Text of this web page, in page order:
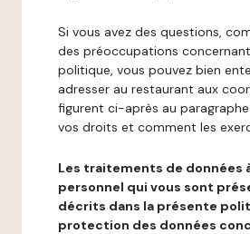
Si vous avez des questions,
des préoccupations
politique, vous pouvez bien
adresser au restaurant aux
figurent ci-après au
vos droits et comment les
Les traitements de données
personnel qui vous sont
décrits dans la présente
protection des données